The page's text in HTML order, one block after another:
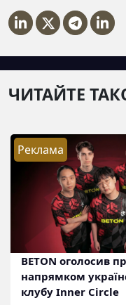
ЧИТАЙТЕ
Реклама
BETON оголосив
напрямком
клубу Inner Circle